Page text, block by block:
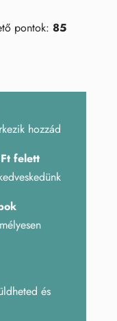
6
pontok: 85
hozzád
felett
és